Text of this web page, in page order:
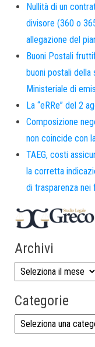
Nullità di un
divisore (360 o
allegazione del
Buoni Postali
buoni postali
Ministeriale di
La “eRRe” del 2
Composizione
non coincide con
TAEG, costi
la corretta
di trasparenza nei
Archivi
Categorie